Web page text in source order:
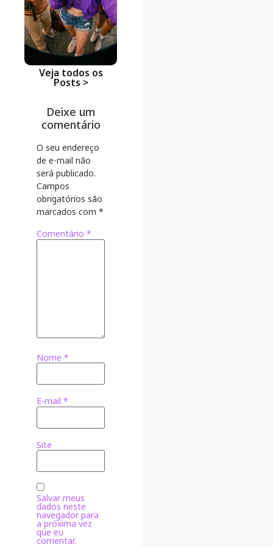
Veja todos os
Posts >
Deixe um
comentário
O seu endereço
de e-mail não
será publicado.
Campos
obrigatórios são
marcados com *
Comentário *
Nome *
E-mail *
Site
Salvar meus
dados neste
navegador para
a próxima vez
que eu
comentar.